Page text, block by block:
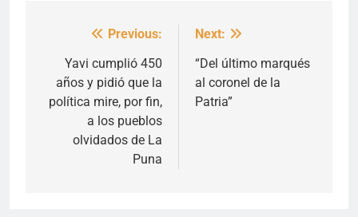
Navegación
entradas
Previous:
Yavi cumplió 450
años y pidió que la
política mire, por fin,
a los pueblos
olvidados de La
Puna
Next:
“Del último marqués
al coronel de la
Patria”